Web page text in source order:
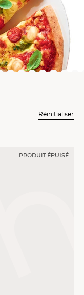
Réinitialiser
PRODUIT ÉPUISÉ